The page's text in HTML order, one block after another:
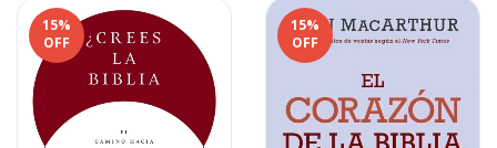
15%
OFF
15%
OFF